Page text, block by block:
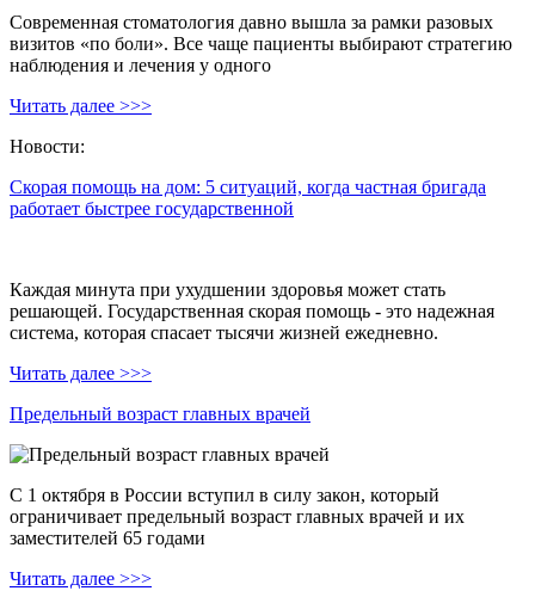
Современная стоматология давно вышла за рамки разовых
визитов «по боли». Все чаще пациенты выбирают стратегию
наблюдения и лечения у одного
Читать далее >>>
Новости:
Скорая помощь на дом: 5 ситуаций, когда частная бригада
работает быстрее государственной
Каждая минута при ухудшении здоровья может стать
решающей. Государственная скорая помощь - это надежная
система, которая спасает тысячи жизней ежедневно.
Читать далее >>>
Предельный возраст главных врачей
С 1 октября в России вступил в силу закон, который
ограничивает предельный возраст главных врачей и их
заместителей 65 годами
Читать далее >>>